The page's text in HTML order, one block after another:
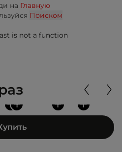
на Главную
Поиском
is not a function
+
++ +